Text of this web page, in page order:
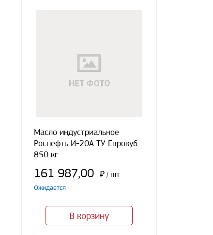
Масло индустриальное
Роснефть И-20А ТУ Еврокуб
850 кг
161 987,00 ₽ / шт
Ожидается
В корзину